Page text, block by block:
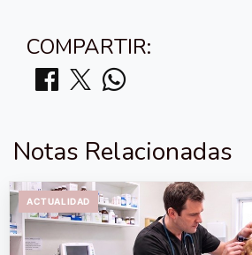
COMPARTIR:
Notas Relacionadas
ACTUALIDAD